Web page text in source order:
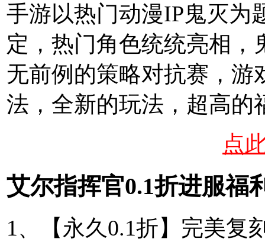
手游以热门动漫IP鬼灭为
定，热门角色统统亮相
无前例的策略对抗赛，游
法，全新的玩法，超高的
点
艾尔指挥官0.1折进服福
1、【永久0.1折】完美复